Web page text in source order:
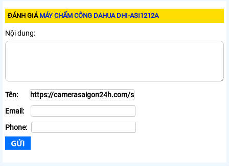
ĐÁNH GIÁ MÁY CHẤM CÔNG DAHUA DHI-ASI1212A
Nội dung:
Tên:
Email:
Phone: